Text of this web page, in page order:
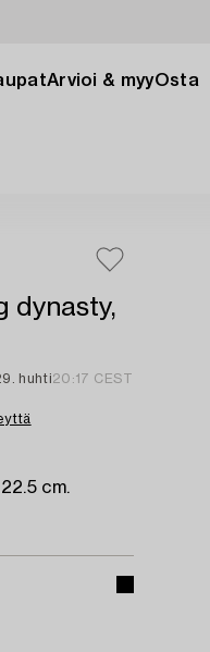
Arvioi & myyOsta
dynasty,
huhti20:17 CEST
cm.